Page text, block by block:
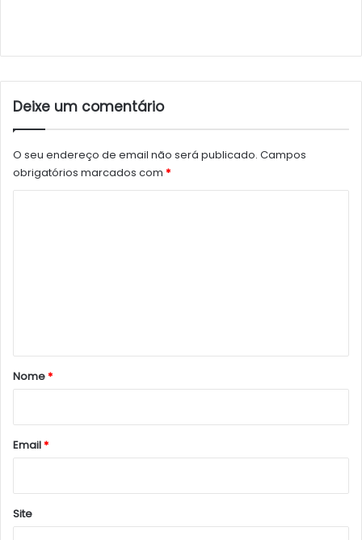
Deixe um comentário
O seu endereço de email não será publicado. Campos
obrigatórios marcados com *
r
*
Nome*
Email*
Site